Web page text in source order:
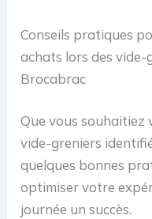
Conseils pratiques
achats lors des
Brocabrac
Que vous souhaitiez
vide-greniers
quelques bonnes
optimiser votre
journée un succès.